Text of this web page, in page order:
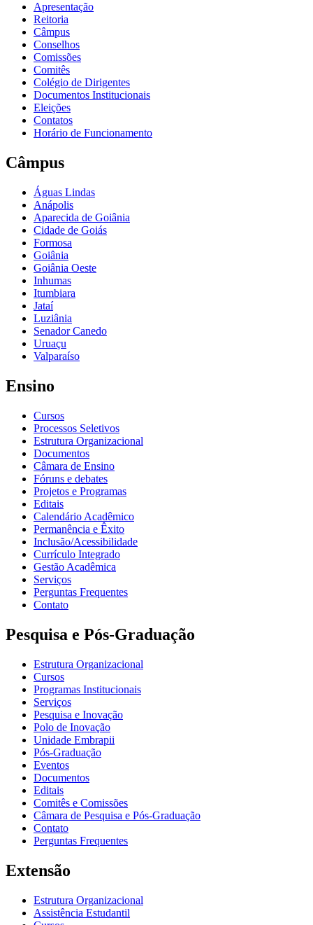
Apresentação
Reitoria
Câmpus
Conselhos
Comissões
Comitês
Colégio de Dirigentes
Documentos Institucionais
Eleições
Contatos
Horário de Funcionamento
Câmpus
Águas Lindas
Anápolis
Aparecida de Goiânia
Cidade de Goiás
Formosa
Goiânia
Goiânia Oeste
Inhumas
Itumbiara
Jataí
Luziânia
Senador Canedo
Uruaçu
Valparaíso
Ensino
Cursos
Processos Seletivos
Estrutura Organizacional
Documentos
Câmara de Ensino
Fóruns e debates
Projetos e Programas
Editais
Calendário Acadêmico
Permanência e Êxito
Inclusão/Acessibilidade
Currículo Integrado
Gestão Acadêmica
Serviços
Perguntas Frequentes
Contato
Pesquisa e Pós-Graduação
Estrutura Organizacional
Cursos
Programas Institucionais
Serviços
Pesquisa e Inovação
Polo de Inovação
Unidade Embrapii
Pós-Graduação
Eventos
Documentos
Editais
Comitês e Comissões
Câmara de Pesquisa e Pós-Graduação
Contato
Perguntas Frequentes
Extensão
Estrutura Organizacional
Assistência Estudantil